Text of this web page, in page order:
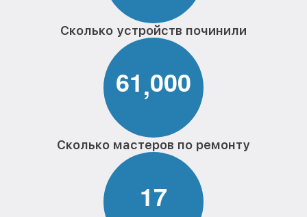
Сколько устройств починили
61,000
Сколько мастеров по ремонту
17